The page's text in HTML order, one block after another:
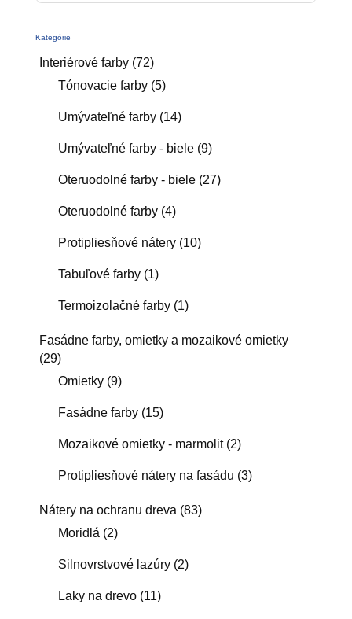
Kategórie
Interiérové farby (72)
Tónovacie farby (5)
Umývateľné farby (14)
Umývateľné farby - biele (9)
Oteruodolné farby - biele (27)
Oteruodolné farby (4)
Protipliesňové nátery (10)
Tabuľové farby (1)
Termoizolačné farby (1)
Fasádne farby, omietky a mozaikové omietky
(29)
Omietky (9)
Fasádne farby (15)
Mozaikové omietky - marmolit (2)
Protipliesňové nátery na fasádu (3)
Nátery na ochranu dreva (83)
Moridlá (2)
Silnovrstvové lazúry (2)
Laky na drevo (11)